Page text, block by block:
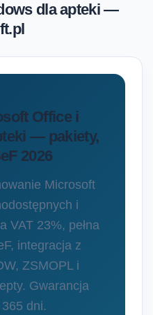
dla apteki —
Office i
— pakiety,
2026
Microsoft
i
VAT 23%, pełna
integracja z
ZSMOPL i
Gwarancja
dni.